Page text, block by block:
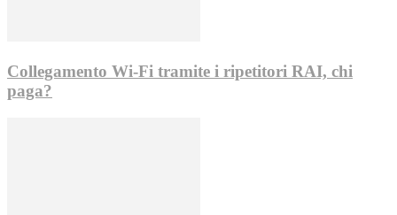
Collegamento Wi-Fi tramite i ripetitori RAI, chi
paga?